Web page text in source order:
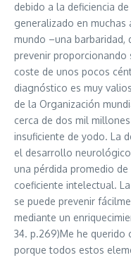
debido a la deficiencia
generalizado en muchas
mundo –una barbaridad,
prevenir proporcionando
coste de unos pocos
diagnóstico es muy
de la Organización
cerca de dos mil
insuficiente de yodo. La
el desarrollo
una pérdida promedio
coeficiente intelectual.
se puede prevenir
mediante un
34. p.269)Me he querido
porque todos estos